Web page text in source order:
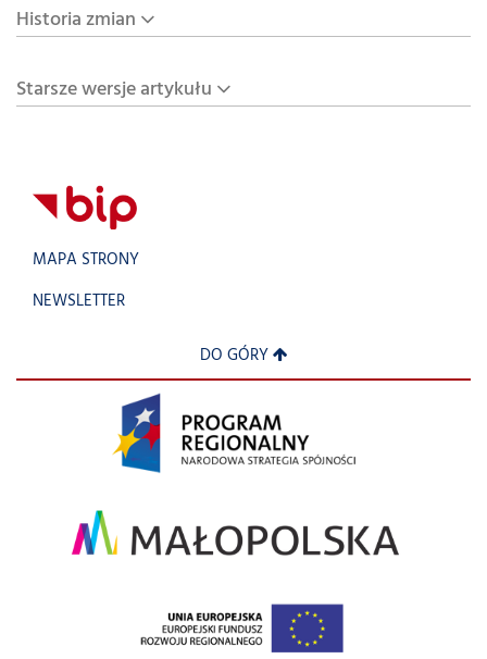
Historia zmian
Starsze wersje artykułu
MAPA STRONY
NEWSLETTER
DO GÓRY